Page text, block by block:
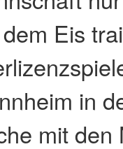
Eis
in
mit den